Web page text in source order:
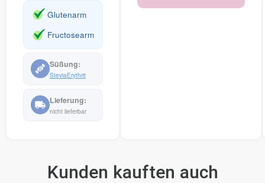
Glutenarm
Fructosearm
SteviaErythrit
nicht lieferbar
waitlist
Kunden kauften auch